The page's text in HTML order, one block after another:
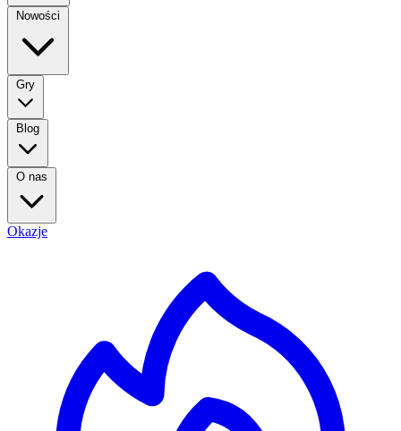
Nowości
Gry
Blog
O nas
Okazje